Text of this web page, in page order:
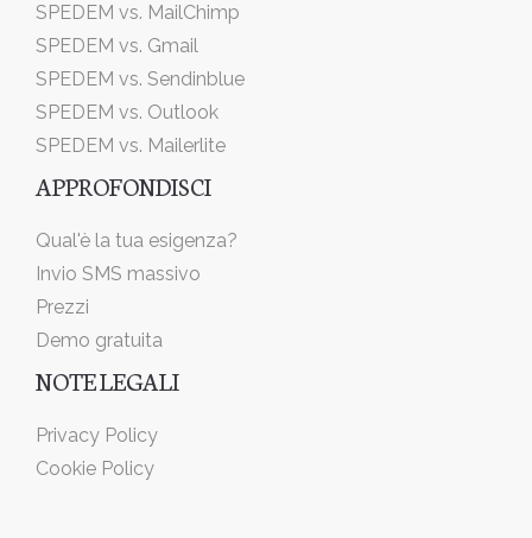
SPEDEM vs. MailChimp
SPEDEM vs. Gmail
SPEDEM vs. Sendinblue
SPEDEM vs. Outlook
SPEDEM vs. Mailerlite
APPROFONDISCI
Qual'è la tua esigenza?
Invio SMS massivo
Prezzi
Demo gratuita
NOTE LEGALI
Privacy Policy
Cookie Policy